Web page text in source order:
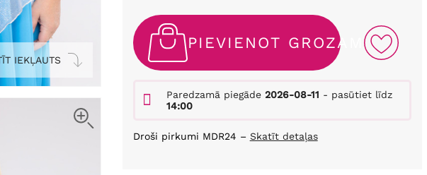
IEKĻAUTS
PIEVIENOT GROZAM
Paredzamā piegāde 2026-08-11 - pasūtiet līdz
14:00
Droši pirkumi MDR24 – Skatīt detaļas